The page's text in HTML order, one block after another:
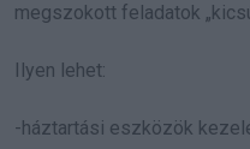
megszokott feladatok
Ilyen lehet:
-háztartási eszközök